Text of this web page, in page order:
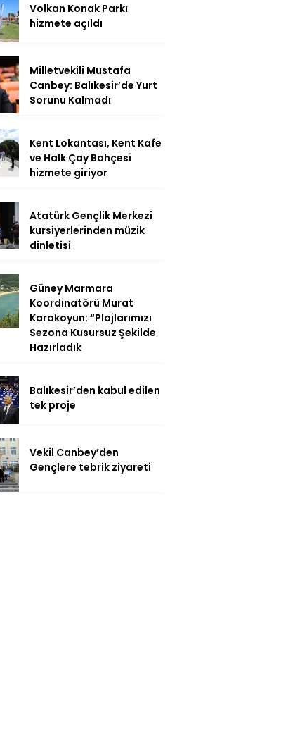
Volkan Konak Parkı
hizmete açıldı
Milletvekili Mustafa
Canbey: Balıkesir’de Yurt
Sorunu Kalmadı
Kent Lokantası, Kent Kafe
ve Halk Çay Bahçesi
hizmete giriyor
Atatürk Gençlik Merkezi
kursiyerlerinden müzik
dinletisi
Güney Marmara
Koordinatörü Murat
Karakoyun: “Plajlarımızı
Sezona Kusursuz Şekilde
Hazırladık
Balıkesir’den kabul edilen
tek proje
Vekil Canbey’den
Gençlere tebrik ziyareti